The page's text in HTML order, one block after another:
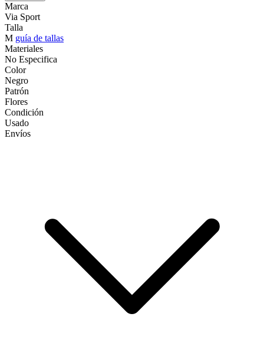
Marca
Via Sport
Talla
M guía de tallas
Materiales
No Especifica
Color
Negro
Patrón
Flores
Condición
Usado
Envíos